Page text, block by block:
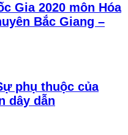
Gia 2020 môn Hóa
Bắc Giang –
phụ thuộc của
dây dẫn